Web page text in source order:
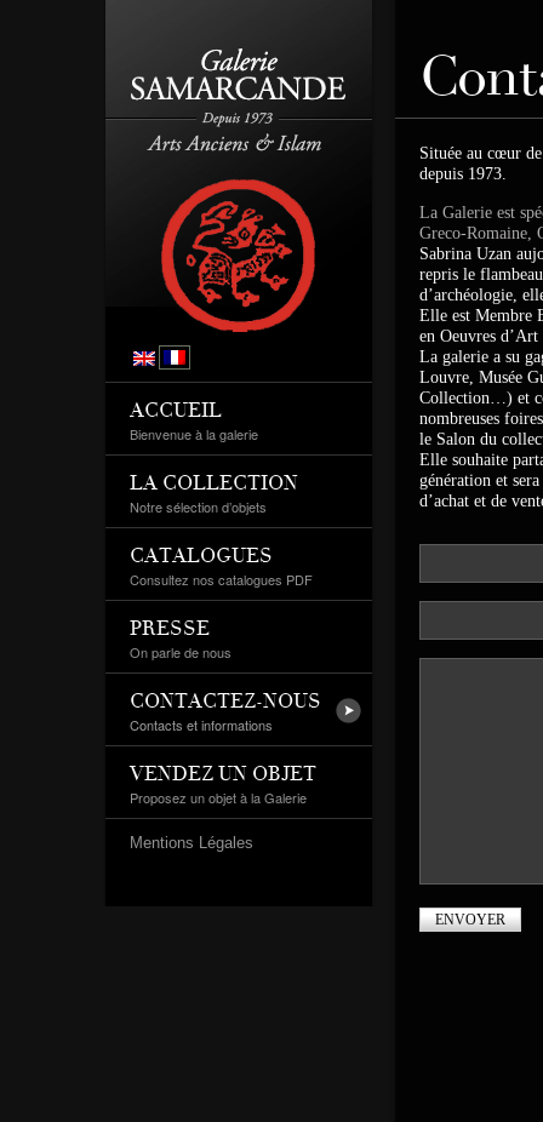
ACCUEIL
Bienvenue à la galerie
LA COLLECTION
Notre sélection d’objets
CATALOGUES
Consultez nos catalogues PDF
PRESSE
On parle de nous
CONTACTEZ-NOUS
Contacts et informations
VENDEZ UN OBJET
Proposez un objet à la Galerie
Mentions Légales
Située au cœur
depuis 1973.
La Galerie est
Greco-Romaine,
Sabrina Uzan
repris le
d’archéologie,
Elle est Membre
en Oeuvres
La galerie a su
Louvre, Musée
Collection…) et
nombreuses
le Salon du
Elle souhaite
génération et
d’achat et de